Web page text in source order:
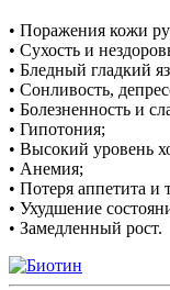
• Поражения кожи
• Сухость и
• Бледный гладкий
• Сонливость,
• Болезненность и
• Гипотония;
• Высокий уровень
• Анемия;
• Потеря аппетита и
• Ухудшение
• Замедленный рост.